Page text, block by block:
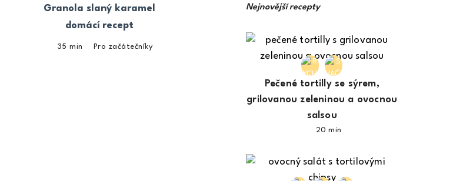
Granola slaný karamel
domácí recept
35 min Pro začátečníky
Nejnovější recepty
Pečené tortilly se sýrem,
grilovanou zeleninou a ovocnou
salsou
20 min